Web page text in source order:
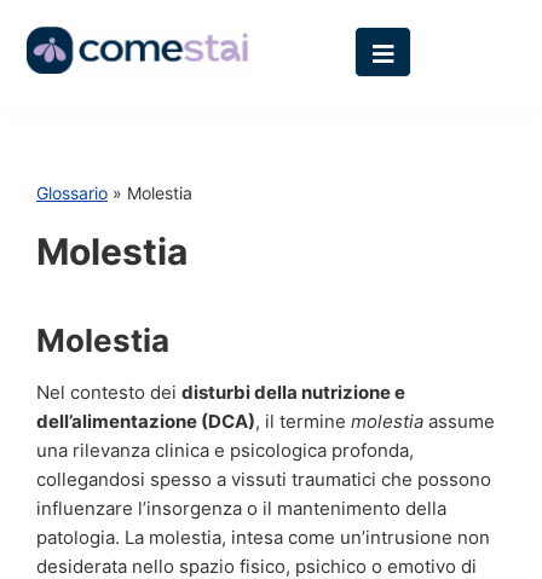
Glossario » Molestia
Molestia
Molestia
Nel contesto dei disturbi della nutrizione e
dell’alimentazione (DCA), il termine molestia assume
una rilevanza clinica e psicologica profonda,
collegandosi spesso a vissuti traumatici che possono
influenzare l’insorgenza o il mantenimento della
patologia. La molestia, intesa come un’intrusione non
desiderata nello spazio fisico, psichico o emotivo di